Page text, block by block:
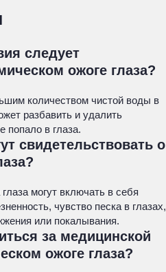
следует
ожоге глаза?
количеством чистой воды в
разбавить и удалить
попало в глаза.
свидетельствовать о
могут включать в себя
чувство песка в глазах,
или покалывания.
за медицинской
ожоге глаза?